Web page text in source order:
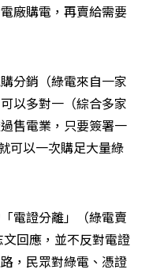
廠購電，再賣給需要
分銷（綠電來自一家
以多對一（綜合多家
售電業，只要簽署一
可以一次購足大量綠
電證分離」（綠電賣
回應，並不反對電證
，民眾對綠電、憑證